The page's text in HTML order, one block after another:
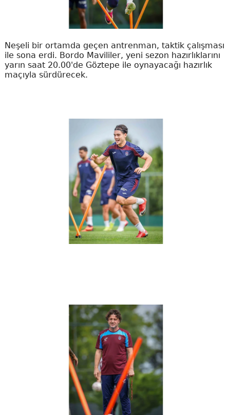
Neşeli bir ortamda geçen antrenman, taktik çalışması
ile sona erdi. Bordo Mavililer, yeni sezon hazırlıklarını
yarın saat 20.00'de Göztepe ile oynayacağı hazırlık
maçıyla sürdürecek.